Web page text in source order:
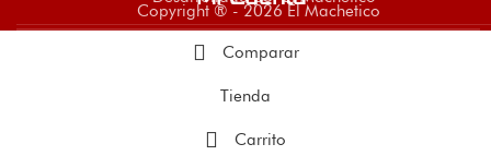
Copyright ® - 2026 El Machetico
Comparar
Tienda
Carrito